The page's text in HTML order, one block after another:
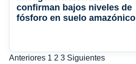
confirman bajos niveles de
fósforo en suelo amazónico
Paginación
Anteriores 1 2 3 Siguientes